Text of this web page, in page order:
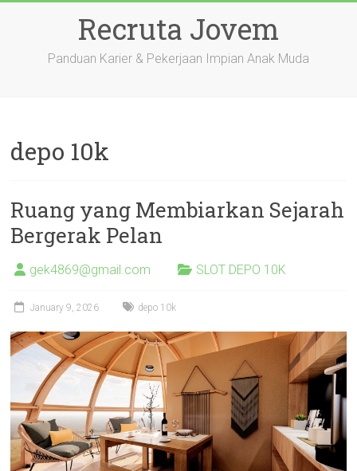
Recruta Jovem
Panduan Karier & Pekerjaan Impian Anak Muda
depo 10k
Ruang yang Membiarkan Sejarah
Bergerak Pelan
gek4869@gmail.com SLOT DEPO 10K
January 9, 2026 depo 10k